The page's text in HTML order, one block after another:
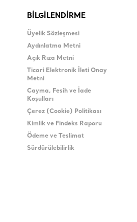
BİLGİLENDİRME
Üyelik Sözleşmesi
Aydınlatma Metni
Açık Rıza Metni
Ticari Elektronik İleti Onay
Metni
Cayma, Fesih ve İade
Koşulları
Çerez (Cookie) Politikası
Kimlik ve Findeks Raporu
Ödeme ve Teslimat
Sürdürülebilirlik